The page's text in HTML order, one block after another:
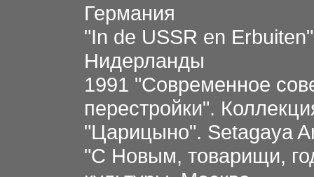
Германия
"In de USSR en
Нидерланды
1991 "Современное
перестройки".
"Царицыно". Setagaya
"С Hовым, товаpищи,